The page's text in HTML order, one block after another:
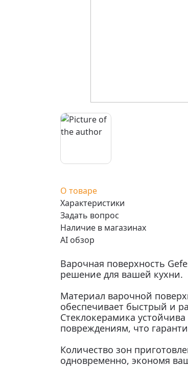
О товаре
Характеристики
Задать вопрос
Наличие в магазинах
AI обзор
Варочная поверхность
решение для вашей кухни.
Материал варочной
обеспечивает быстрый и
Стеклокерамика
повреждениям, что
Количество зон
одновременно, экономя